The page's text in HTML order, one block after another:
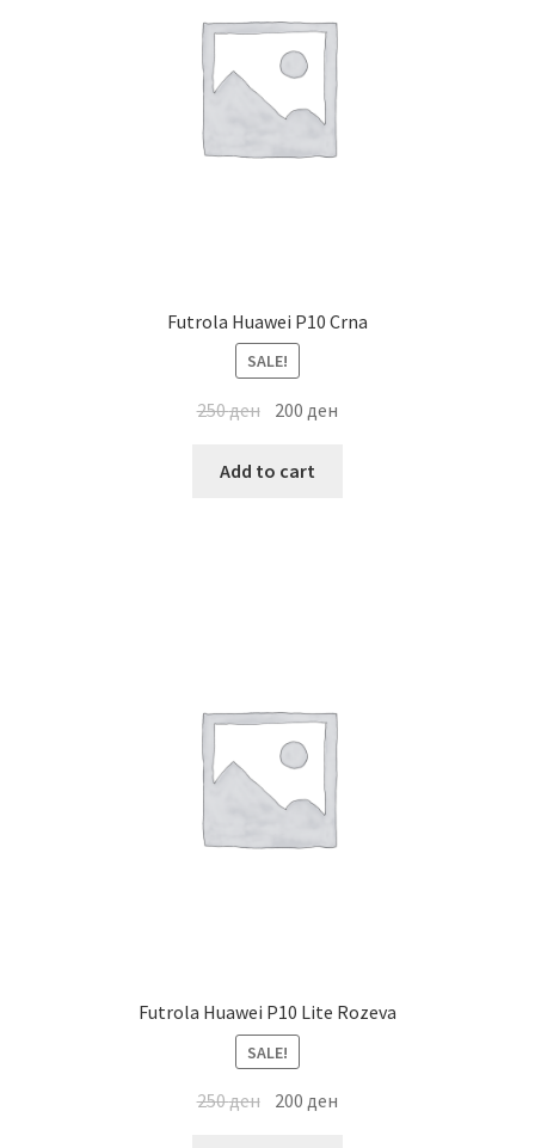
Сервис за мобилни телефони
Futrola Huawei P10 Crna
SALE!
250ден 200ден
Add to cart
Futrola Huawei P10 Lite Rozeva
SALE!
250ден 200ден